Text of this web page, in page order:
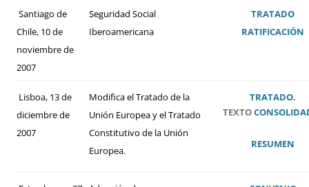
Santiago de
Chile, 10 de
noviembre de
2007
Seguridad Social
Iberoamericana
TRATADO
RATIFICACIÓN
Lisboa, 13 de
diciembre de
2007
Modifica el Tratado de la
Unión Europea y el Tratado
Constitutivo de la Unión
Europea.
TRATADO.
TEXTO
RESUMEN